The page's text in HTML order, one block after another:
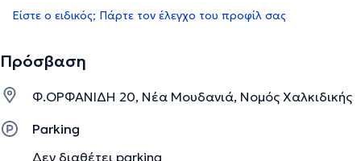
Είστε ο ειδικός; Πάρτε τον έλεγχο του προφίλ σας
Πρόσβαση
Φ.ΟΡΦΑΝΙΔΗ 20, Νέα Μουδανιά, Νομός Χαλκιδικής
Parking
Δεν διαθέτει parking